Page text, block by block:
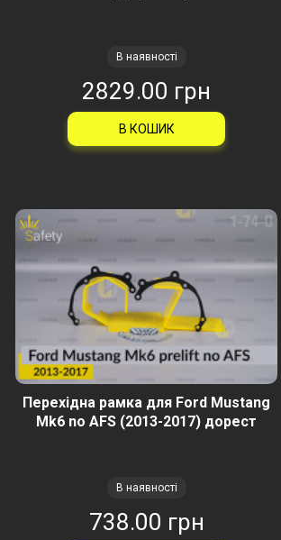
В наявності
2829.00 грн
В КОШИК
Перехідна рамка для Ford Mustang
Mk6 no AFS (2013-2017) дорест
В наявності
738.00 грн